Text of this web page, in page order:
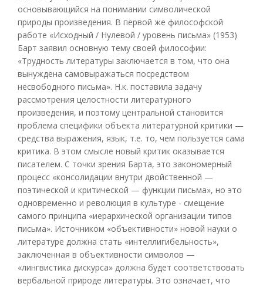
основывающийся на понимании символической
природы произведения. В первой же философской
работе «Исходный / Нулевой / уровень письма» (1953)
Барт заявил основную тему своей философии:
«Трудность литературы заключается в том, что она
вынуждена самовыражаться посредством
несвободного письма». Н.к. поставила задачу
рассмотрения целостности литературного
произведения, и поэтому центральной становится
проблема специфики объекта литературной критики —
средства выражения, язык, т.е. то, чем пользуется сама
критика. В этом смысле новый критик оказывается
писателем. С точки зрения Барта, это закономерный
процесс «консолидации внутри двойственной —
поэтической и критической — функции письма», но это
одновременно и революция в культуре - смещение
самого принципа «иерархической организации типов
письма». Источником «объективности» новой науки о
литературе должна стать «интеллигибельность»,
заключенная в объективности символов —
«лингвистика дискурса» должна будет соответствовать
вербальной природе литературы. Это означает, что